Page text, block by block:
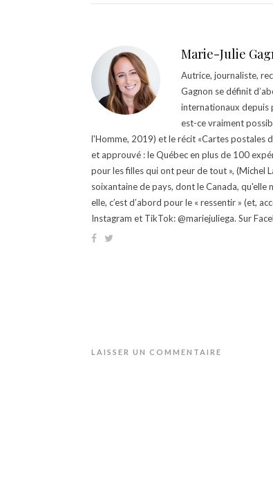
Marie-Julie
Autrice, journaliste,
Gagnon se définit
internationaux depuis
est-ce vraiment
l'Homme, 2019) et le récit «Cartes postales
et approuvé : le Québec en plus de 100
pour les filles qui ont peur de tout », (Michel
soixantaine de pays, dont le Canada, qu'elle
elle, c’est d’abord pour le « ressentir » (et,
Instagram et TikTok: @mariejuliega. Sur
LAISSER UN COMMENTAIRE